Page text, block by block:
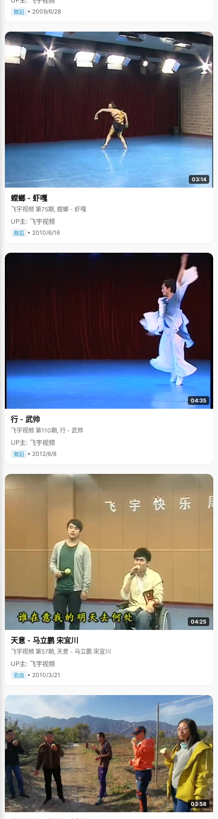
舞蹈 • 2009/6/28
03:14
螳螂 - 虾嘎
飞宇视频 第75期, 螳螂 - 虾嘎
UP主: 飞宇视频
舞蹈 • 2010/6/16
04:35
行 - 武帅
飞宇视频 第110期, 行 - 武帅
UP主: 飞宇视频
舞蹈 • 2012/6/8
04:25
天意 - 马立鹏 宋宜川
飞宇视频 第57期, 天意 - 马立鹏 宋宜川
UP主: 飞宇视频
歌曲 • 2010/3/21
03:58